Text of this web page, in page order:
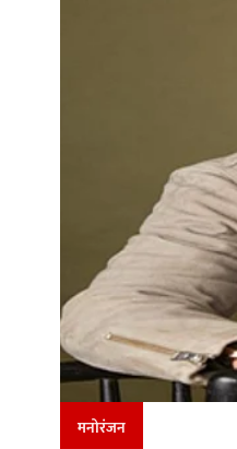
मनोरंजन